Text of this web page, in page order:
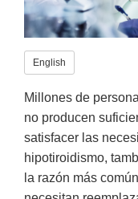
English
Millones de
no producen
satisfacer las
hipotiroidismo,
la razón más